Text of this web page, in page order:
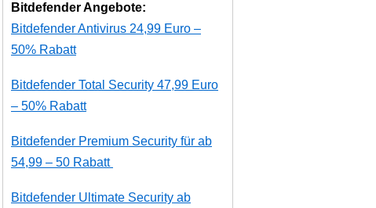
Bitdefender Angebote:
Bitdefender Antivirus 24,99 Euro –
50% Rabatt
Bitdefender Total Security 47,99 Euro
– 50% Rabatt
Bitdefender Premium Security für ab
54,99 – 50 Rabatt
Bitdefender Ultimate Security ab